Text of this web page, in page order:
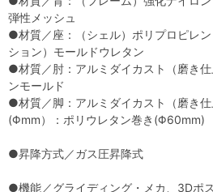
弾性メッシュ
●材質／座：（シェル）ポリプロピレ
ション）モールドウレタン
●材質／肘：アルミダイカスト（磨き
ンモールド
●材質／脚：アルミダイカスト（磨き
(Φmm）：ポリウレタン巻き(Φ60mm)
●昇降方式／ガス圧昇降式
●機能／グライディング・メカ、3Dポ